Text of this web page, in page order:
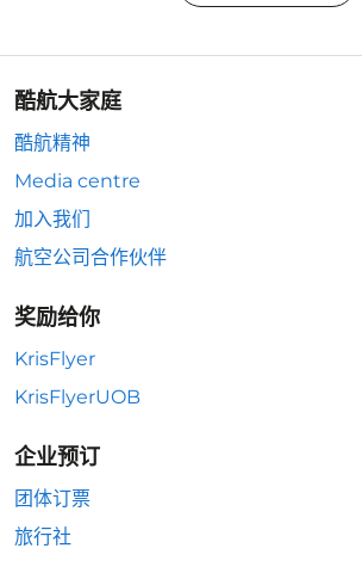
酷航大家庭
酷航精神
Media centre
加入我们
航空公司合作伙伴
奖励给你
KrisFlyer
KrisFlyerUOB
企业预订
团体订票
旅行社